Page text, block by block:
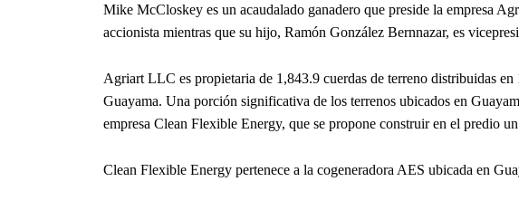
Mike McCloskey es un acaudalado ganadero que preside la empresa
accionista mientras que su hijo, Ramón González Bernnazar, es
Agriart LLC es propietaria de 1,843.9 cuerdas de terreno distribuidas en
Guayama. Una porción significativa de los terrenos ubicados en
empresa Clean Flexible Energy, que se propone construir en el predio
Clean Flexible Energy pertenece a la cogeneradora AES ubicada en